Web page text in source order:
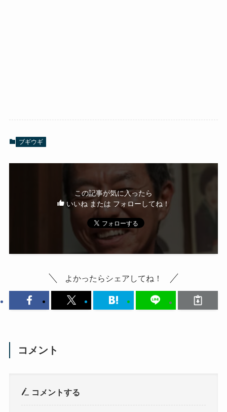
ブギウギ
この記事が気に入ったら
いいね または フォローしてね！
よかったらシェアしてね！
コメント
コメントする